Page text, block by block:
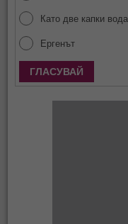
Като две капки вода
Ергенът